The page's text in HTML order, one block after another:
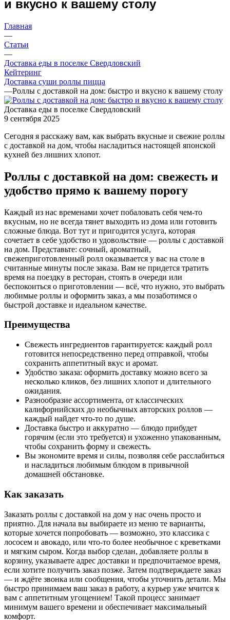
и вкусно к вашему столу
Главная
—
Статьи
—
Доставка еды в поселке Свердловский
Кейтеринг
Доставка суши роллы пицца
—Роллы с доставкой на дом: быстро и вкусно к вашему столу
Доставка еды в поселке Свердловский
9 сентября 2025
Сегодня я расскажу вам, как выбрать вкусные и свежие роллы
с доставкой на дом, чтобы насладиться настоящей японской
кухней без лишних хлопот.
Роллы с доставкой на дом: свежесть и
удобство прямо к вашему порогу
Каждый из нас временами хочет побаловать себя чем-то
вкусным, но не всегда тянет выходить из дома или готовить
сложные блюда. Вот тут и пригодится услуга, которая
сочетает в себе удобство и удовольствие — роллы с доставкой
на дом. Представьте: сочный, ароматный,
свежеприготовленный ролл оказывается у вас на столе в
считанные минуты после заказа. Вам не придется тратить
время на поездку в ресторан, стоять в очереди или
беспокоиться о приготовлении — всё, что нужно, это выбрать
любимые роллы и оформить заказ, а мы позаботимся о
быстрой доставке и идеальном качестве.
Преимущества
Свежесть ингредиентов гарантируется: каждый ролл
готовится непосредственно перед отправкой, чтобы
сохранить аппетитный вкус и аромат.
Удобство заказа: оформить доставку можно всего за
несколько кликов, без лишних хлопот и длительного
ожидания.
Разнообразие ассортимента, от классических
калифорнийских до необычных авторских роллов —
каждый найдет что-то по душе.
Доставка быстро и аккуратно — блюдо прибудет
горячим (если это требуется) и ухоженно упакованным,
чтобы сохранить форму и свежесть.
Вы экономите время и силы, позволяя себе расслабиться
и насладиться любимым блюдом в привычной
домашней обстановке.
Как заказать
Заказать роллы с доставкой на дом у нас очень просто и
приятно. Для начала вы выбираете из меню те варианты,
которые хочется попробовать — возможно, это классика с
лососем и авокадо, или что-то более необычное с креветками
и мягким сыром. Когда выбор сделан, добавляете роллы в
корзину, указываете адрес доставки и предпочитаемое время,
если хотите получить заказ позже. Затем подтверждаете заказ
— и ждёте звонка или сообщения, чтобы уточнить детали. Мы
быстро принимаем ваш заказ в работу, а курьер уже мчится к
вам с аппетитным угощением! Такой процесс занимает
минимум вашего времени и обеспечивает максимальный
комфорт.